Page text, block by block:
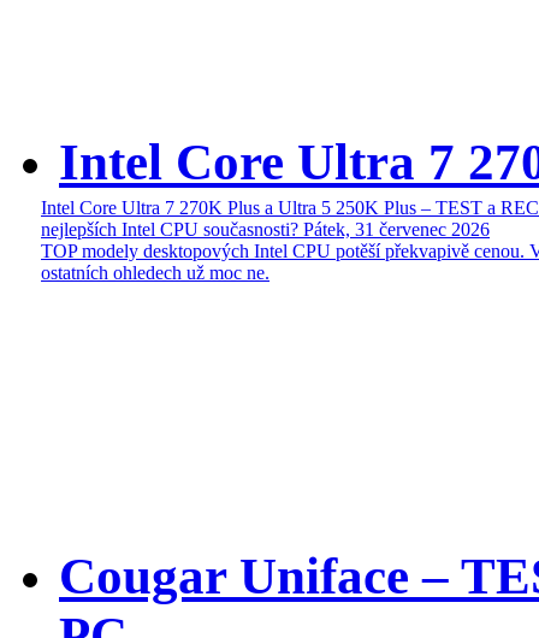
Intel Core Ultra 7
Intel Core Ultra 7 270K Plus a Ultra 5 250K Plus – TEST a
nejlepších Intel CPU současnosti? Pátek, 31 červenec 2026
TOP modely desktopových Intel CPU potěší překvapivě cenou.
ostatních ohledech už moc ne.
Cougar Uniface –